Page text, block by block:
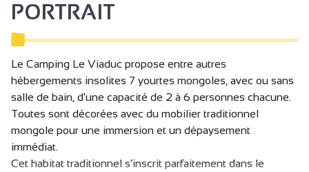
Non fumeur
Coin cuisine
Cuisine
Séjour / Salle à manger
Chambre familiale
Canapé
Lit 90 cm
PORTRAIT
Le Camping Le Viaduc propose entre autres
hébergements insolites 7 yourtes mongoles, avec ou sans
salle de bain, d'une capacité de 2 à 6 personnes chacune.
Toutes sont décorées avec du mobilier traditionnel
mongole pour une immersion et un dépaysement
immédiat.
Cet habitat traditionnel s’inscrit parfaitement dans le